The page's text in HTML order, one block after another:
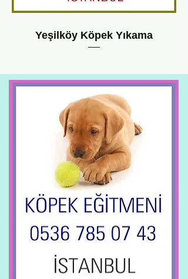
Yeşilköy Köpek Yıkama